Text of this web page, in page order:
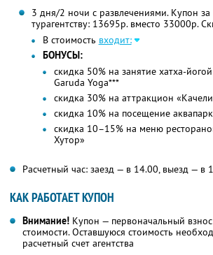
3 дня/2 ночи с развлечениями. Купон
турагентству: 13695р. вместо 33000р.
В стоимость входит:
БОНУСЫ:
скидка 50% на занятие хатха-
Garuda Yoga***
скидка 30% на аттракцион
скидка 10% на посещение
скидка 10–15% на меню
Хутор»
Расчетный час: заезд — в 14.00, выезд — в
КАК РАБОТАЕТ КУПОН
Внимание! Купон — первоначальный
стоимости. Оставшуюся стоимость
расчетный счет агентства